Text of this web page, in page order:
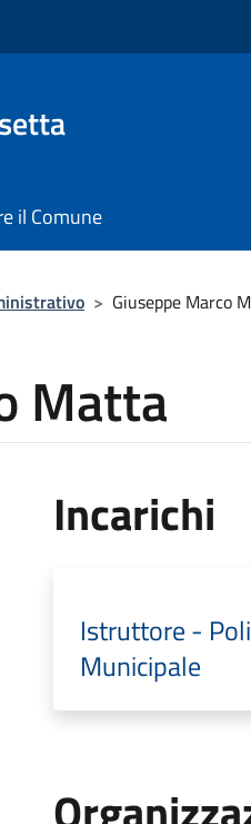
il Comune
> Giuseppe Marco
Matta
Incarichi
Istruttore -
Municipale